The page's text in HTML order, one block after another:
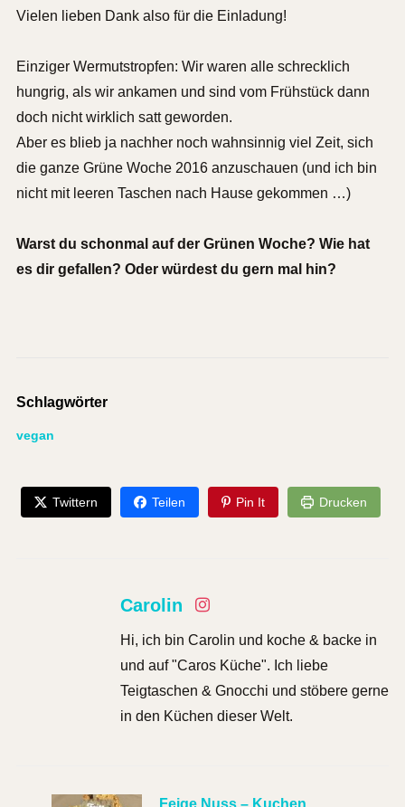
Vielen lieben Dank also für die Einladung!
Einziger Wermutstropfen: Wir waren alle schrecklich
hungrig, als wir ankamen und sind vom Frühstück dann
doch nicht wirklich satt geworden.
Aber es blieb ja nachher noch wahnsinnig viel Zeit, sich
die ganze Grüne Woche 2016 anzuschauen (und ich bin
nicht mit leeren Taschen nach Hause gekommen …)
Warst du schonmal auf der Grünen Woche? Wie hat
es dir gefallen? Oder würdest du gern mal hin?
Schlagwörter
vegan
Twittern Teilen Pin It Drucken
Carolin
Hi, ich bin Carolin und koche & backe in
und auf "Caros Küche". Ich liebe
Teigtaschen & Gnocchi und stöbere gerne
in den Küchen dieser Welt.